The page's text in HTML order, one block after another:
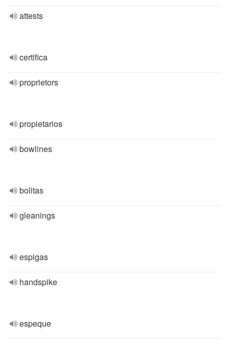
attests
certifica
proprietors
propietarios
bowlines
bolitas
gleanings
espigas
handspike
espeque